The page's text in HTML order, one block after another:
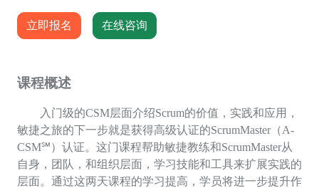
立即报名 在线咨询
课程概述
入门级的CSM层面介绍Scrum的价值，实践和应用，
敏捷之旅的下一步就是获得高级认证的ScrumMaster（A-
CSM℠）认证。这门课程帮助敏捷教练和ScrumMaster从
自身，团队，和组织层面，学习技能和工具来扩展实践的
层面。通过这两天课程的学习提高，学员将进一步提升作